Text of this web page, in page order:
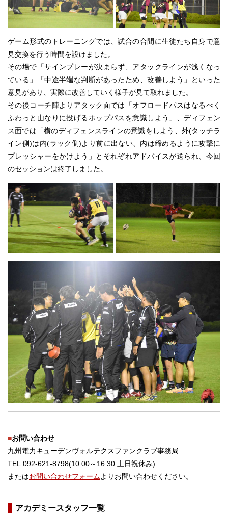
ゲーム形式のトレーニングでは、試合の合間に生徒たち自身で意
見交換を行う時間を設けました。
その場で「サインプレーが決まらず、アタックラインが浅くなっ
ている」「中途半端な判断があったため、改善しよう」といった
意見があり、実際に改善していく様子が見て取れました。
その後コーチ陣よりアタック面では「オフロードパスはなるべく
ふわっと山なりに投げるポップパスを意識しよう」、ディフェン
ス面では「横のディフェンスラインの意識をしよう、外(タッチラ
イン側)は内(ラック側)より前に出ない、内は締めるように攻撃に
プレッシャーをかけよう」とそれぞれアドバイスが送られ、今回
のセッションは終了しました。
■お問い合わせ
九州電力キューデンヴォルテクスファンクラブ事務局
TEL.092-621-8798(10:00～16:30 土日祝休み)
またはお問い合わせフォームよりお問い合わせください。
アカデミースタッフ一覧